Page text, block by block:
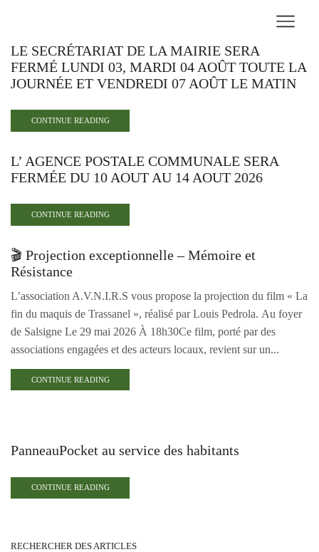
LE SECRÉTARIAT DE LA MAIRIE SERA
FERMÉ LUNDI 03, MARDI 04 AOÛT TOUTE LA
JOURNÉE ET VENDREDI 07 AOÛT LE MATIN
CONTINUE READING
L’ AGENCE POSTALE COMMUNALE SERA
FERMÉE DU 10 AOUT AU 14 AOUT 2026
CONTINUE READING
🎬 Projection exceptionnelle – Mémoire et
Résistance
L’association A.V.N.I.R.S vous propose la projection du film « La
fin du maquis de Trassanel », réalisé par Louis Pedrola. Au foyer
de Salsigne Le 29 mai 2026 À 18h30Ce film, porté par des
associations engagées et des acteurs locaux, revient sur un...
CONTINUE READING
PanneauPocket au service des habitants
CONTINUE READING
RECHERCHER DES ARTICLES